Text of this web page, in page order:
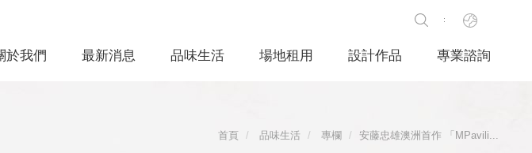
於我們 最新消息 品味生活 場地租用 設計作品 專業諮詢
首頁 品味生活 專欄 安藤忠雄澳洲首作 「MPavili...